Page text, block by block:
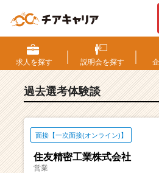
S・
選
考
験
覧
ベ
求人を探す 説明会を探す
過去選考体験談
面接【一次面接(オンライン)】
住友精密工業株式会社
営業